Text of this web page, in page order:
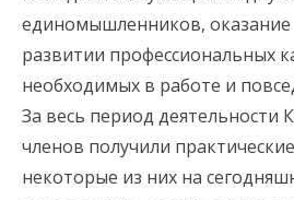
единомышленников,
развитии профессиональных
необходимых в работе и
За весь период деятельности
членов получили
некоторые из них на